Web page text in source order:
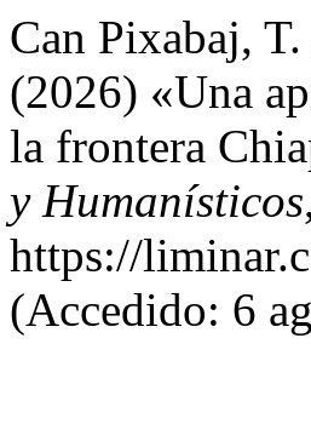
Can Pixabaj,
(2026) «Una
la frontera
y Humanísticos
https://
(Accedido: 6